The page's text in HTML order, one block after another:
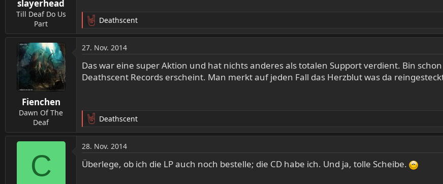
slayerhead
Till Deaf Do Us
Part
R
e
a
k
t
i
o
n
Deathscent
Fienchen
Dawn Of The
Deaf
27. Nov. 2014
Das war eine super Aktion und hat nichts anderes als totalen Support verdient. Bin
Deathscent Records erscheint. Man merkt auf jeden Fall das Herzblut was da
R
e
a
k
t
Deathscent
C
28. Nov. 2014
Überlege, ob ich die LP auch noch bestelle; die CD habe ich. Und ja, tolle Scheibe.